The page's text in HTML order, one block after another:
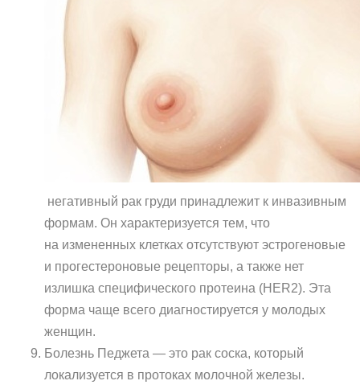
негативный рак груди принадлежит к инвазивным
формам. Он характеризуется тем, что
на измененных клетках отсутствуют эстрогеновые
и прогестероновые рецепторы, а также нет
излишка специфического протеина (HER2). Эта
форма чаще всего диагностируется у молодых
женщин.
Болезнь Педжета — это рак соска, который
локализуется в протоках молочной железы.